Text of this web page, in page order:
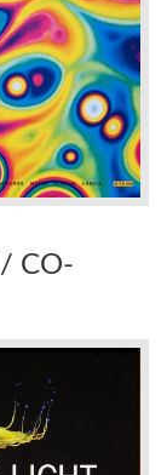
CO-